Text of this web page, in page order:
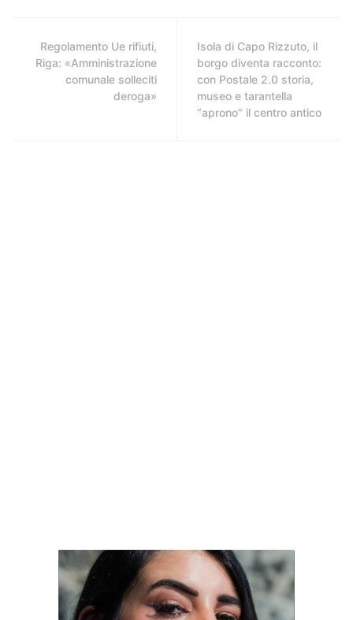
Regolamento Ue rifiuti,
Riga: «Amministrazione
comunale solleciti
deroga»
Isola di Capo Rizzuto, il
borgo diventa racconto:
con Postale 2.0 storia,
museo e tarantella
“aprono” il centro antico